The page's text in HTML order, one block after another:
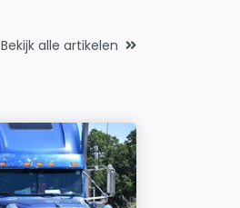
Bekijk alle artikelen